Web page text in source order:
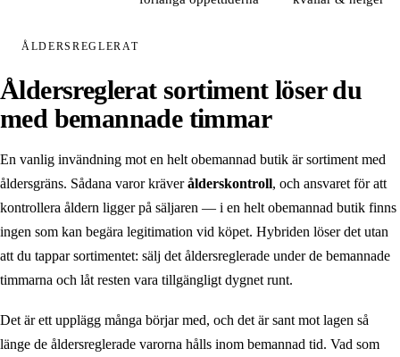
ÅLDERSREGLERAT
Åldersreglerat sortiment löser du
med bemannade timmar
En vanlig invändning mot en helt obemannad butik är sortiment med
åldersgräns. Sådana varor kräverålderskontroll, och ansvaret för att
kontrollera åldern ligger på säljaren — i en helt obemannad butik finns
ingen som kan begära legitimation vid köpet. Hybriden löser det utan
att du tappar sortimentet: sälj det åldersreglerade under de bemannade
timmarna och låt resten vara tillgängligt dygnet runt.
Det är ett upplägg många börjar med, och det är sant mot lagen så
länge de åldersreglerade varorna hålls inom bemannad tid. Vad som